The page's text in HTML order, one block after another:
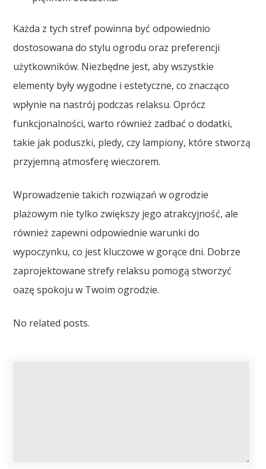
Każda z tych stref powinna być odpowiednio
dostosowana do stylu ogrodu oraz preferencji
użytkowników. Niezbędne jest, aby wszystkie
elementy były wygodne i estetyczne, co znacząco
wpłynie na nastrój podczas relaksu. Oprócz
funkcjonalności, warto również zadbać o dodatki,
takie jak poduszki, pledy, czy lampiony, które stworzą
przyjemną atmosferę wieczorem.
Wprowadzenie takich rozwiązań w ogrodzie
plażowym nie tylko zwiększy jego atrakcyjność, ale
również zapewni odpowiednie warunki do
wypoczynku, co jest kluczowe w gorące dni. Dobrze
zaprojektowane strefy relaksu pomogą stworzyć
oazę spokoju w Twoim ogrodzie.
No related posts.